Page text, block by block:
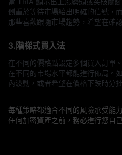
側重於等待市場給出明確的信號，
那些喜歡跟隨市場趨勢，希望在確
3.階梯式買入法
在不同的價格點設定多個買入訂單
在不同的市場水平都能進行佈局。
內波動，或者希望在價格下跌時分
每種策略都適合不同的風險承受能
任何加密資產之前，務必進行您自